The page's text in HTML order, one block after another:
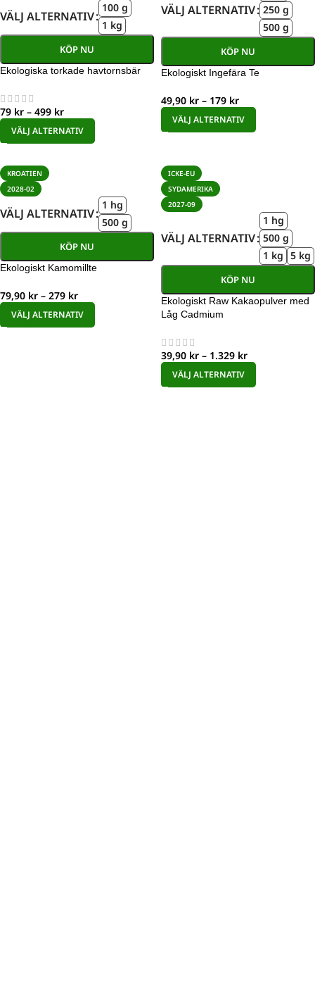
VÄLJ ALTERNATIV
100 g
1 kg
KÖP NU
Ekologiska torkade havtornsbär
79 kr – 499 kr
VÄLJ ALTERNATIV
VÄLJ ALTERNATIV 250 g
500 g
KÖP NU
Ekologiskt Ingefära Te
49,90 kr – 179 kr
VÄLJ ALTERNATIV
KROATIEN
2028-02
VÄLJ ALTERNATIV
1 hg
500 g
KÖP NU
Ekologiskt Kamomillte
79,90 kr – 279 kr
VÄLJ ALTERNATIV
ICKE-EU
SYDAMERIKA
2027-09
VÄLJ ALTERNATIV
1 hg
500 g
1 kg 5 kg
KÖP NU
Ekologiskt Raw Kakaopulver med
Låg Cadmium
39,90 kr – 1.329 kr
VÄLJ ALTERNATIV